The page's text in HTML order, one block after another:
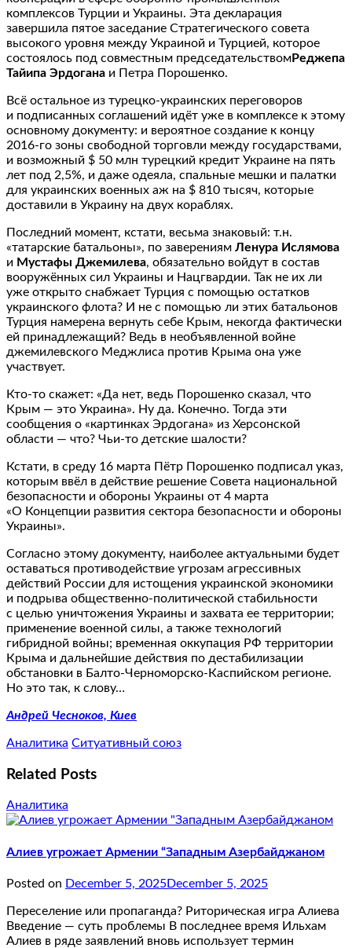
комплексов Турции и Украины. Эта декларация
завершила пятое заседание Стратегического совета
высокого уровня между Украиной и Турцией, которое
состоялось под совместным председательствомРеджепа
Тайипа Эрдогана и Петра Порошенко.
Всё остальное из турецко-украинских переговоров
и подписанных соглашений идёт уже в комплексе к этому
основному документу: и вероятное создание к концу
2016-го зоны свободной торговли между государствами,
и возможный $ 50 млн турецкий кредит Украине на пять
лет под 2,5%, и даже одеяла, спальные мешки и палатки
для украинских военных аж на $ 810 тысяч, которые
доставили в Украину на двух кораблях.
Последний момент, кстати, весьма знаковый: т.н.
«татарские батальоны», по заверениям Ленура Ислямова
и Мустафы Джемилева, обязательно войдут в состав
вооружённых сил Украины и Нацгвардии. Так не их ли
уже открыто снабжает Турция с помощью остатков
украинского флота? И не с помощью ли этих батальонов
Турция намерена вернуть себе Крым, некогда фактически
ей принадлежащий? Ведь в необъявленной войне
джемилевского Меджлиса против Крыма она уже
участвует.
Кто-то скажет: «Да нет, ведь Порошенко сказал, что
Крым — это Украина». Ну да. Конечно. Тогда эти
сообщения о «картинках Эрдогана» из Херсонской
области — что? Чьи-то детские шалости?
Кстати, в среду 16 марта Пётр Порошенко подписал указ,
которым ввёл в действие решение Совета национальной
безопасности и обороны Украины от 4 марта
«О Концепции развития сектора безопасности и обороны
Украины».
Согласно этому документу, наиболее актуальными будет
оставаться противодействие угрозам агрессивных
действий России для истощения украинской экономики
и подрыва общественно-политической стабильности
с целью уничтожения Украины и захвата ее территории;
применение военной силы, а также технологий
гибридной войны; временная оккупация РФ территории
Крыма и дальнейшие действия по дестабилизации
обстановки в Балто-Черноморско-Каспийском регионе.
Но это так, к слову…
Андрей Чесноков, Киев
Аналитика Ситуативный союз
Related Posts
Аналитика
Алиев угрожает Армении “Западным Азербайджаном
Posted on December 5, 2025December 5, 2025
Переселение или пропаганда? Риторическая игра Алиева
Введение — суть проблемы В последнее время Ильхам
Алиев в ряде заявлений вновь использует термин